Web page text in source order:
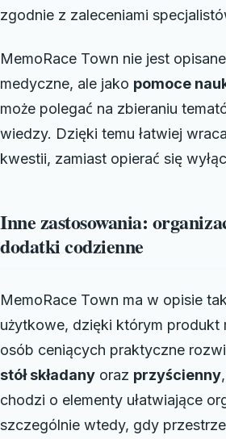
zgodnie z zaleceniami
MemoRace Town nie jest
medyczne, ale jako pomoce
może polegać na zbieraniu
wiedzy. Dzięki temu łatwiej
kwestii, zamiast opierać się
Inne zastosowania:
dodatki codzienne
MemoRace Town ma w opisie
użytkowe, dzięki którym produkt
osób ceniących praktyczne
stół składany oraz przyścienny
chodzi o elementy ułatwiające
szczególnie wtedy, gdy